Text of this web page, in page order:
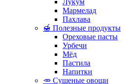
Лукум
Мармелад
Пахлава
🍯 Полезные продукты
Ореховые пасты
Урбечи
Мёд
Пастила
Напитки
🥕 Сушеные овощи